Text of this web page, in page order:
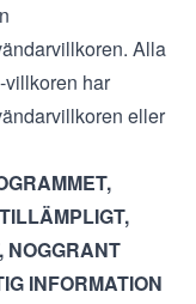
Alla
villkoren har
eller
NOGGRANT
INFORMATION